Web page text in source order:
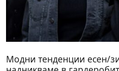
Модни тенденции есен/